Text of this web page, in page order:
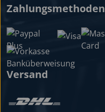
Zahlungsmethoden
Versand